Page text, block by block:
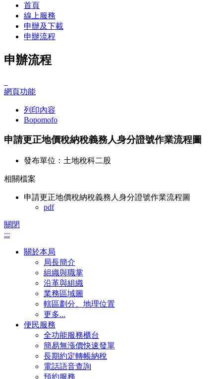
首頁
線上服務
申辦及下載
申辦流程
申辦流程
網頁功能
列印內容
Bopomofo
申請更正地價稅納稅義務人身分證號作業流程圖
發布單位：土地稅科二股
相關檔案
申請更正地價稅納稅義務人身分證號作業流程圖
pdf
關閉
:::
關於本局
局長簡介
組織與職掌
沿革與組織
業務區域圖
轄區劃分、地理位置
更多...
便民服務
全功能服務櫃台
簡易無漲價快速發單
長期約定轉帳納稅
電話語音查詢
預約服務